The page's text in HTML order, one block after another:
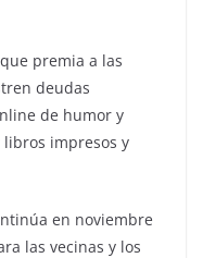
premia a las
deudas
de humor y
impresos y
en noviembre
las vecinas y los